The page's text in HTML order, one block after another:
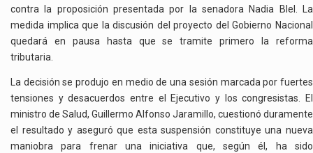
contra la proposición presentada por la senadora Nadia Blel. La
medida implica que la discusión del proyecto del Gobierno Nacional
quedará en pausa hasta que se tramite primero la reforma
tributaria.
La decisión se produjo en medio de una sesión marcada por fuertes
tensiones y desacuerdos entre el Ejecutivo y los congresistas. El
ministro de Salud, Guillermo Alfonso Jaramillo, cuestionó duramente
el resultado y aseguró que esta suspensión constituye una nueva
maniobra para frenar una iniciativa que, según él, ha sido